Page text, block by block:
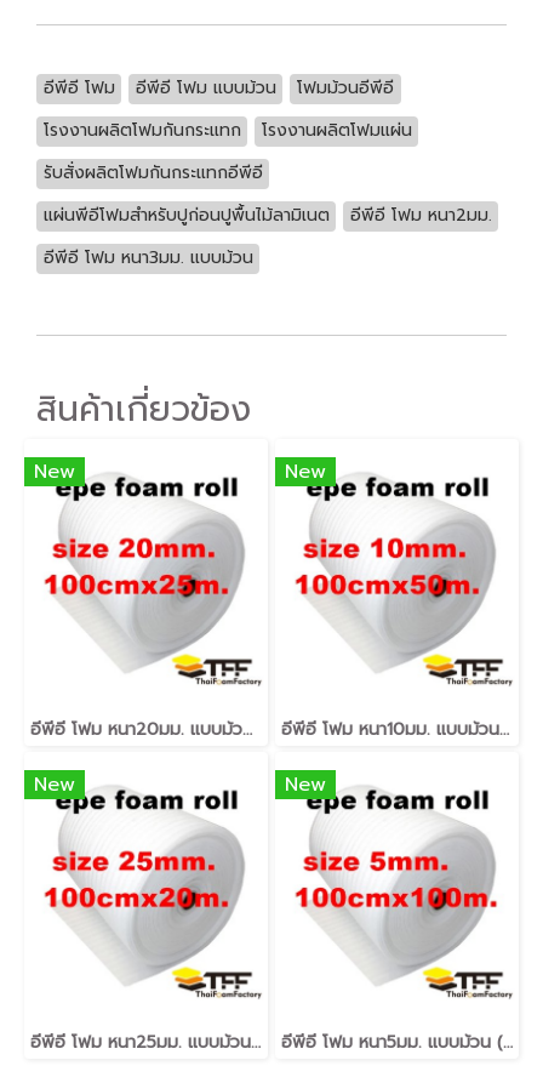
อีพีอี โฟม อีพีอี โฟม แบบม้วน
โฟมม้วนอีพีอี
โรงงานผลิตโฟมกันกระแทก
โรงงานผลิตโฟมแผ่น
รับสั่งผลิตโฟมกันกระแทกอีพีอี
แผ่นพีอีโฟมสำหรับปูก่อนปูพื้นไม้ลามิเนต
อีพีอี โฟม หนา2มม.
อีพีอี โฟม หนา3มม. แบบม้วน
สินค้าเกี่ยวข้อง
New
อีพีอี โฟม หนา20มม. แบบม้วน (EPE FOAM ROLL)
New
อีพีอี โฟม หนา10มม. แบบม้วน (EPE FOAM ROLL)
New
อีพีอี โฟม หนา25มม. แบบม้วน (EPE FOAM ROLL)
New
อีพีอี โฟม หนา5มม. แบบม้วน (EPE FOAM ROLL)